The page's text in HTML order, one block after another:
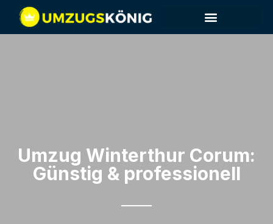
Umzug Winterthur​ Corum:
Günstig & professionell​